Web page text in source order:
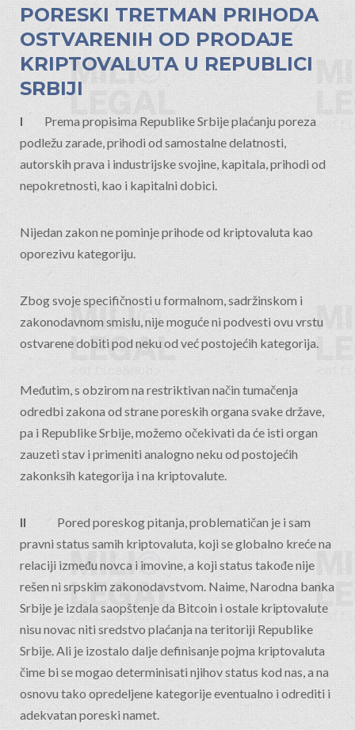
PORESKI TRETMAN PRIHODA
OSTVARENIH OD PRODAJE
KRIPTOVALUTA U REPUBLICI
SRBIJI
I Prema propisima Republike Srbije plaćanju poreza
podležu zarade, prihodi od samostalne delatnosti,
autorskih prava i industrijske svojine, kapitala, prihodi od
nepokretnosti, kao i kapitalni dobici.
Nijedan zakon ne pominje prihode od kriptovaluta kao
oporezivu kategoriju.
Zbog svoje specifičnosti u formalnom, sadržinskom i
zakonodavnom smislu, nije moguće ni podvesti ovu vrstu
ostvarene dobiti pod neku od već postojećih kategorija.
Međutim, s obzirom na restriktivan način tumačenja
odredbi zakona od strane poreskih organa svake države,
pa i Republike Srbije, možemo očekivati da će isti organ
zauzeti stav i primeniti analogno neku od postojećih
zakonksih kategorija i na kriptovalute.
II Pored poreskog pitanja, problematičan je i sam
pravni status samih kriptovaluta, koji se globalno kreće na
relaciji između novca i imovine, a koji status takođe nije
rešen ni srpskim zakonodavstvom. Naime, Narodna banka
Srbije je izdala saopštenje da Bitcoin i ostale kriptovalute
nisu novac niti sredstvo plaćanja na teritoriji Republike
Srbije. Ali je izostalo dalje definisanje pojma kriptovaluta
čime bi se mogao determinisati njihov status kod nas, a na
osnovu tako opredeljene kategorije eventualno i odrediti i
adekvatan poreski namet.